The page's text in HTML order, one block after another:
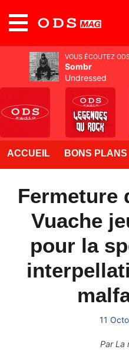
ACCUEIL BONS PLANS
Fermeture
Vuache
pour la
11
ParLa
VOUS ÉCOUTEZ
Sombr
Undressed